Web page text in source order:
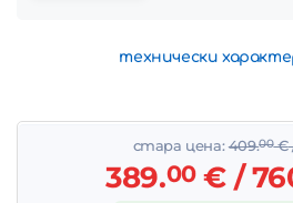
технически
стара цена:409.00€
389.00€ /